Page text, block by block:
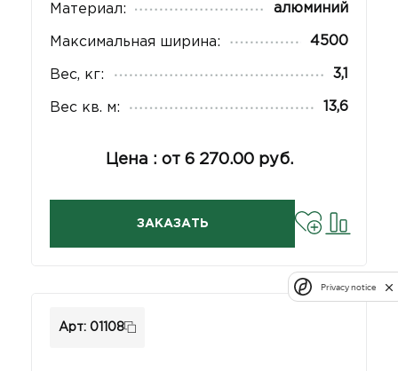
Материал: алюминий
Максимальная ширина: 4500
Вес, кг: 3,1
Вес кв. м: 13,6
Цена : от 6 270.00 руб.
ЗАКАЗАТЬ
Арт: 01108
Privacy notice